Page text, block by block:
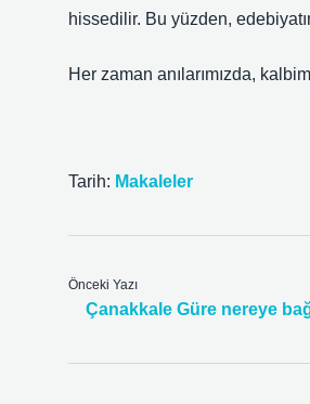
hissedilir. Bu yüzden,
Her zaman anılarımızda,
Tarih: Makaleler
Önceki Yazı
Çanakkale Güre nereye